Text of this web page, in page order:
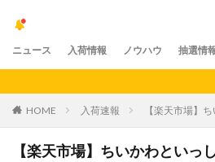
ニュース 入荷情報 ノウハウ 抽選情
HOME 入荷速報 【楽天市場】
【楽天市場】ちいかわといっ